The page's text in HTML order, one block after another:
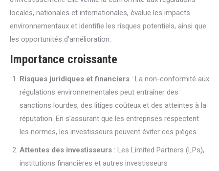
locales, nationales et internationales, évalue les impacts
environnementaux et identifie les risques potentiels, ainsi que
les opportunités d’amélioration.
Importance croissante
Risques juridiques et financiers : La non-conformité aux
régulations environnementales peut entraîner des
sanctions lourdes, des litiges coûteux et des atteintes à la
réputation. En s’assurant que les entreprises respectent
les normes, les investisseurs peuvent éviter ces pièges.
Attentes des investisseurs : Les Limited Partners (LPs),
institutions financières et autres investisseurs